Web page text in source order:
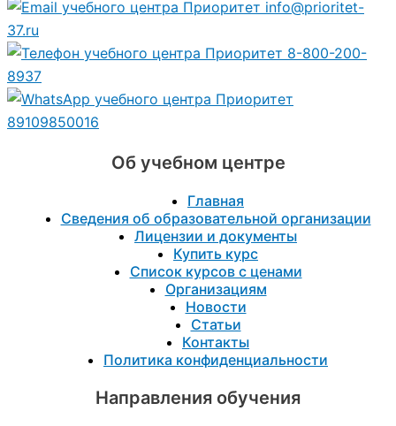
info@prioritet-
37.ru
8-800-200-
8937
89109850016
Об учебном центре
Главная
Сведения об образовательной организации
Лицензии и документы
Купить курс
Список курсов с ценами
Организациям
Новости
Статьи
Контакты
Политика конфиденциальности
Направления обучения